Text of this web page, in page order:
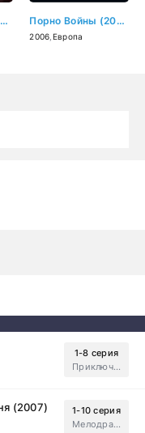
Порно Войны: 3 (2006) Порно Войны (2006)
2006 Европа
1-8 серия
Приключения, Зарубежный, Мелодрама
(2007)
1-10 серия
Мелодрама, Драма